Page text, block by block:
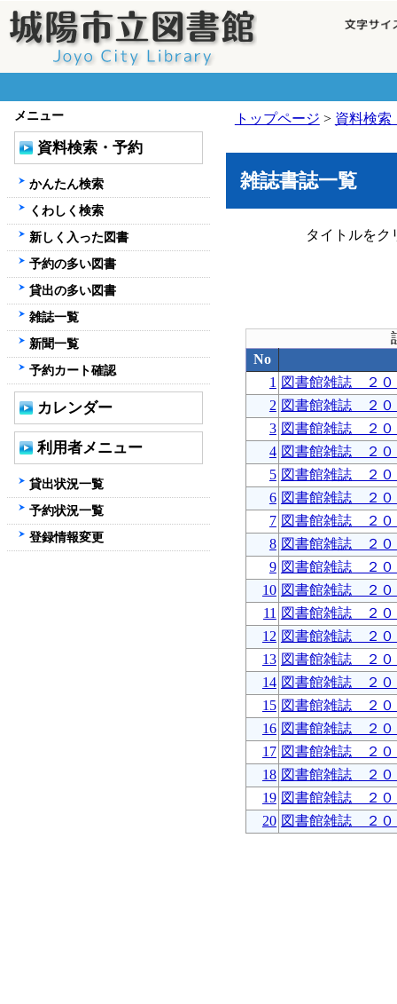
トップページ > 資料検索
雑誌書誌一覧
タイトルをク
No
1 図書館雑誌 ２０
2 図書館雑誌 ２０
3 図書館雑誌 ２０
4 図書館雑誌 ２０
5 図書館雑誌 ２０
6 図書館雑誌 ２０
7 図書館雑誌 ２０
8 図書館雑誌 ２０
9 図書館雑誌 ２０
10 図書館雑誌 ２０
11 図書館雑誌 ２０
12 図書館雑誌 ２０
13 図書館雑誌 ２０
14 図書館雑誌 ２０
15 図書館雑誌 ２０
16 図書館雑誌 ２０
17 図書館雑誌 ２０
18 図書館雑誌 ２０
19 図書館雑誌 ２０
20 図書館雑誌 ２０
メニュー
資料検索・予約
かんたん検索
くわしく検索
新しく入った図書
予約の多い図書
貸出の多い図書
雑誌一覧
新聞一覧
予約カート確認
カレンダー
利用者メニュー
貸出状況一覧
予約状況一覧
登録情報変更